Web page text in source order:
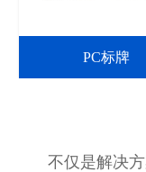
PC标牌
不仅是解决